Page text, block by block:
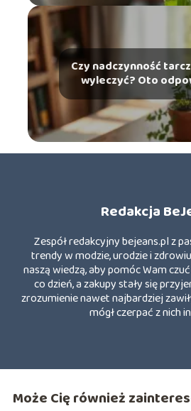
Czy nadczynność
wyleczyć? Oto
najważniejsze
Redakcja
Zespół redakcyjny bejeans.pl z
trendy w modzie, urodzie i
naszą wiedzą, aby pomóc Wam
co dzień, a zakupy stały się
zrozumienie nawet najbardziej
mógł czerpać z nich
Może Cię również